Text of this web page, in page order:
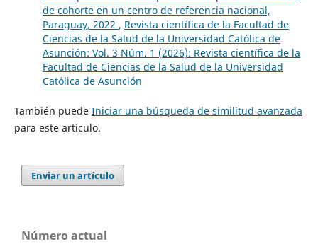
de cohorte en un centro de referencia nacional,
Paraguay, 2022 , Revista científica de la Facultad de
Ciencias de la Salud de la Universidad Católica de
Asunción: Vol. 3 Núm. 1 (2026): Revista científica de la
Facultad de Ciencias de la Salud de la Universidad
Católica de Asunción
También puede Iniciar una búsqueda de similitud avanzada
para este artículo.
Enviar un artículo
Número actual